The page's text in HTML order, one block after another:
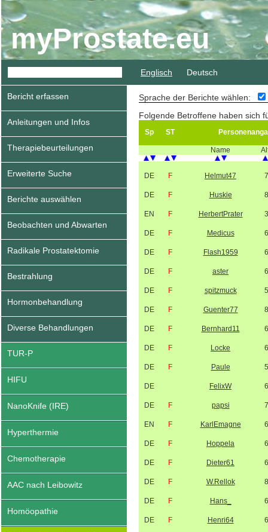
myProstate.eu
Englisch Deutsch
Bericht erfassen
Anleitungen und Infos
Therapiebeurteilungen
Erweiterte Suche
Berichte auswählen
Beobachten und Abwarten
Radikale Prostatektomie
Bestrahlung
Hormonbehandlung
Diverse Behandlungen
TUR-P
HIFU
NanoKnife (IRE)
Hyperthermie
Chemotherapie
AAC nach Leibowitz
Homöopathie
Sprache der Berichte wählen:
Folgende Betroffene haben sich
Sp ST
Name
DE F Helmut47
DE F Huskie
EN F HerbertPrater
DE F Medicus
DE F Flash1959
DE F aster
DE F spitzmuck
DE F Guenter77
DE F Bernhard11
DE F Locke
DE F Paule
DE FelixW
DE F papsi
EN F KarlEmagne
DE F Hoppela
DE F Dieter61
DE F W.Rellok
DE F Hans_
DE F Henri64